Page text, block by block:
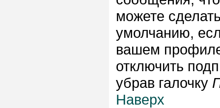
можете
умолчанию,
вашем
отключить
убрав галочку
Наверх